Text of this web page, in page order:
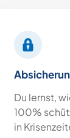
Du lernst,
100%
in